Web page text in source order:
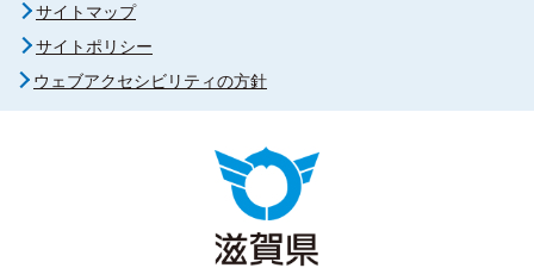
サイトマップ
サイトポリシー
ウェブアクセシビリティの方針